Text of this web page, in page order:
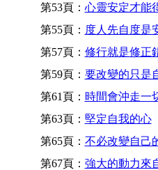
第53頁： 心靈安定才能
第55頁： 度人先自度是
第57頁： 修行就是修正
第59頁： 要改變的只是
第61頁： 時間會沖走一
第63頁： 堅定自我的心
第65頁： 不必改變自己
第67頁： 強大的動力來